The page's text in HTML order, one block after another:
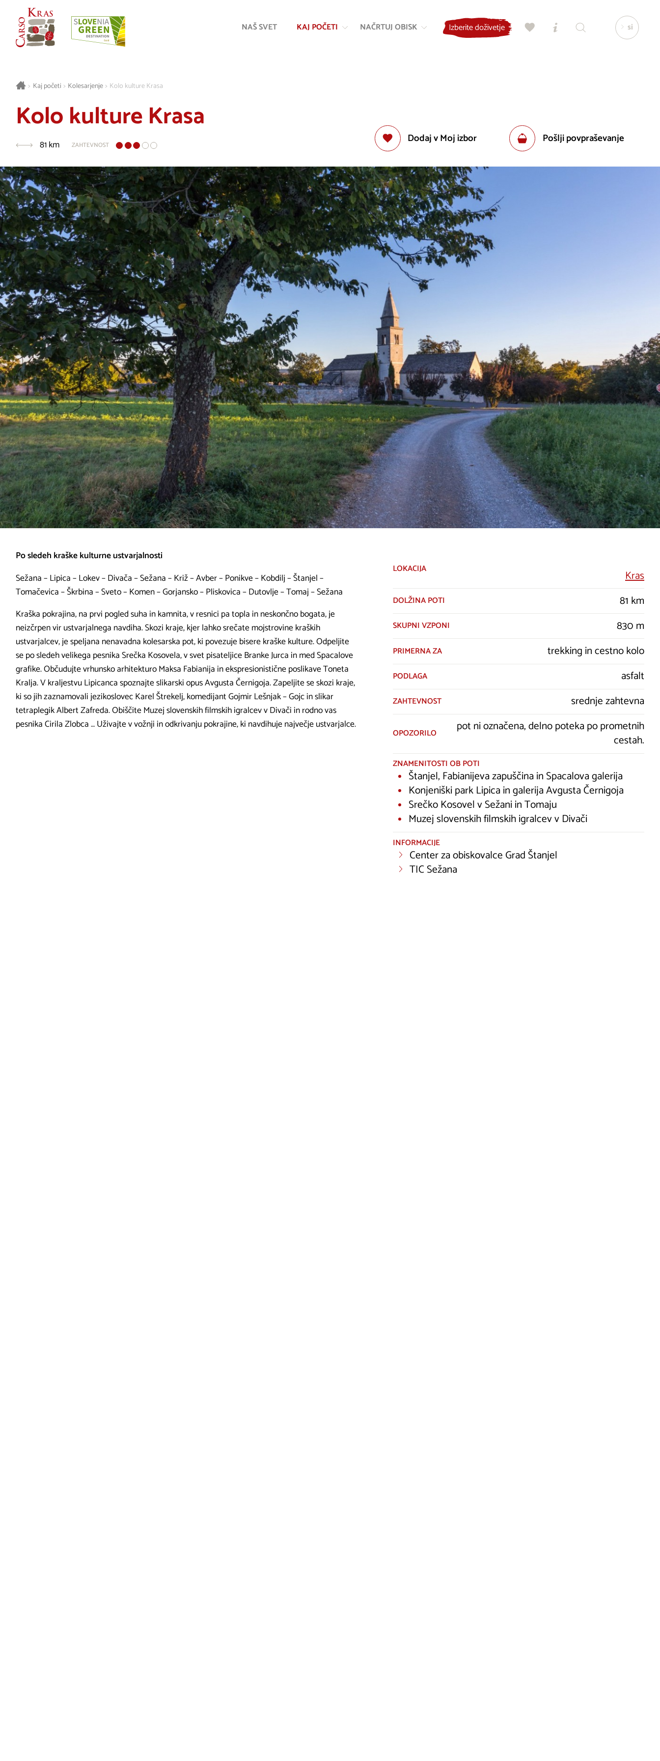
vsebino
NAŠ SVET KAJ POČETI NAČRTUJ OBISK Izberite doživetje si
> Kaj početi > Kolesarjenje > Kolo kulture Krasa
Kolo kulture Krasa
81 km ZAHTEVNOST Dodaj v Moj izbor Pošlji povpraševanje
Po sledeh kraške kulturne ustvarjalnosti
Sežana – Lipica – Lokev – Divača – Sežana – Križ – Avber – Ponikve – Kobdilj – Štanjel –
Tomačevica – Škrbina – Sveto – Komen – Gorjansko – Pliskovica – Dutovlje – Tomaj – Sežana
Kraška pokrajina, na prvi pogled suha in kamnita, v resnici pa topla in neskončno bogata, je
neizčrpen vir ustvarjalnega navdiha. Skozi kraje, kjer lahko srečate mojstrovine kraških
ustvarjalcev, je speljana nenavadna kolesarska pot, ki povezuje bisere kraške kulture. Odpeljite
se po sledeh velikega pesnika Srečka Kosovela, v svet pisateljice Branke Jurca in med Spacalove
grafike. Občudujte vrhunsko arhitekturo Maksa Fabianija in ekspresionistične poslikave Toneta
Kralja. V kraljestvu Lipicanca spoznajte slikarski opus Avgusta Černigoja. Zapeljite se skozi kraje,
ki so jih zaznamovali jezikoslovec Karel Štrekelj, komedijant Gojmir Lešnjak – Gojc in slikar
tetraplegik Albert Zafreda. Obiščite Muzej slovenskih filmskih igralcev v Divači in rodno vas
pesnika Cirila Zlobca … Uživajte v vožnji in odkrivanju pokrajine, ki navdihuje največje ustvarjalce.
LOKACIJA Kras
DOLŽINA POTI 81 km
SKUPNI VZPONI 830 m
PRIMERNA ZA trekking in cestno kolo
PODLAGA asfalt
ZAHTEVNOST srednje zahtevna
OPOZORILO
pot ni označena, delno poteka po prometnih
cestah.
ZNAMENITOSTI OB POTI
Štanjel, Fabianijeva zapuščina in Spacalova galerija
Konjeniški park Lipica in galerija Avgusta Černigoja
Srečko Kosovel v Sežani in Tomaju
Muzej slovenskih filmskih igralcev v Divači
INFORMACIJE
Center za obiskovalce Grad Štanjel
TIC Sežana